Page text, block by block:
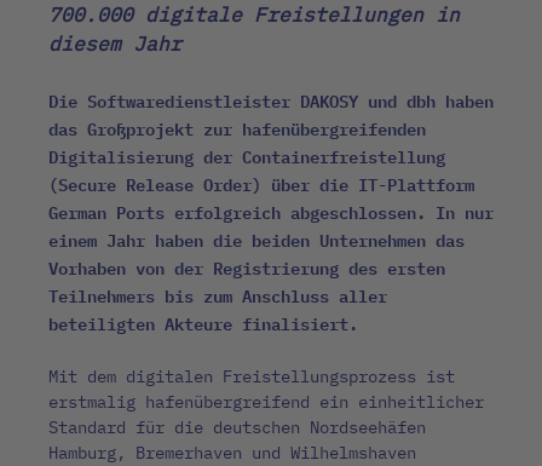
700.000 digitale Freistellungen in
diesem Jahr
Die Softwaredienstleister DAKOSY und dbh haben
das Großprojekt zur hafenübergreifenden
Digitalisierung der Containerfreistellung
(Secure Release Order) über die IT-Plattform
German Ports erfolgreich abgeschlossen. In nur
einem Jahr haben die beiden Unternehmen das
Vorhaben von der Registrierung des ersten
Teilnehmers bis zum Anschluss aller
beteiligten Akteure finalisiert.
Mit dem digitalen Freistellungsprozess ist
erstmalig hafenübergreifend ein einheitlicher
Standard für die deutschen Nordseehäfen
Hamburg, Bremerhaven und Wilhelmshaven